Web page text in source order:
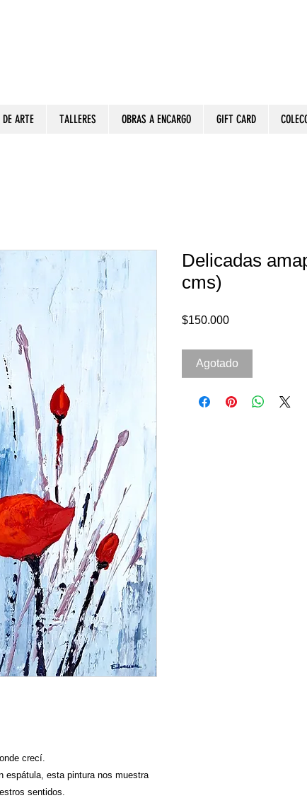
ARTE TALLERES OBRAS A ENCARGO GIFT CARD
crecí.
espátula, esta pintura nos muestra
sentidos.
Delicadas
cms)
$150.000Precio
Agotado